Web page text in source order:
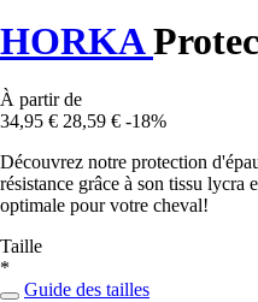
HORKA
À partir de
34,95 € 28,59 € -18%
Découvrez notre protection
résistance grâce à son tissu lycra
optimale pour votre cheval!
Taille
*
Guide des tailles